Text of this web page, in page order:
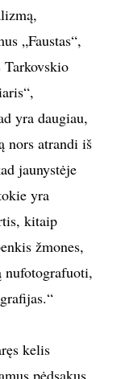
–
Fellini,
„Faustas“,
yra daugiau,
atrandi iš
yra